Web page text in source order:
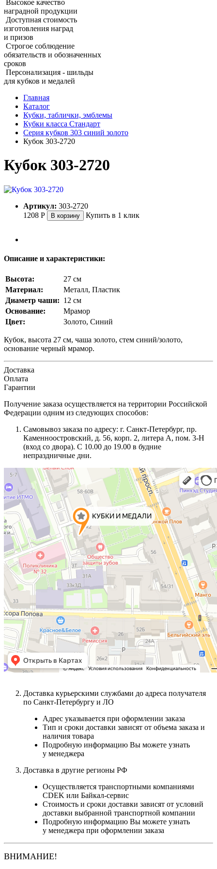
Высокое качество
наградной продукции
Доступная стоимость
изготовления наград
и призов
Строгое соблюдение
обязательств и обозначенных
сроков
Персонализация - шильды
для кубков и медалей
Главная
Каталог
Кубки, таблички, эмблемы
Кубки класса Стандарт
Серия кубков 303 синий золото
Кубок 303‑2720
Кубок 303‑2720
Артикул: 303-2720
1208 Р В корзину Купить в 1 клик
Описание и характеристики:
Высота:
27 см
Материал:
Металл, Пластик
Диаметр чаши: 12 см
Основание:
Мрамор
Цвет:
Золото, Синий
Кубок, высота 27 см, чаша золото, стем синий/золото,
основание черный мрамор.
Доставка
Оплата
Гарантии
Получение заказа осуществляется на территории Российской
Федерации одним из следующих способов:
Самовывоз заказа по адресу: г. Санкт-Петербург, пр.
Каменноостровский, д. 56, корп. 2, литера А, пом. 3-Н
(вход со двора). С 10.00 до 19.00 в будние
непраздничные дни.
Доставка курьерскими службами до адреса получателя
по Санкт-Петербургу и ЛО
Адрес указывается при оформлении заказа
Тип и сроки доставки зависят от объема заказа и
наличия товара
Подробную информацию Вы можете узнать
у менеджера
Доставка в другие регионы РФ
Осуществляется транспортными компаниями
CDEK или Байкал-сервис
Стоимость и сроки доставки зависят от условий
доставки выбранной транспортной компании
Подробную информацию Вы можете узнать
у менеджера при оформлении заказа
ВНИМАНИЕ!